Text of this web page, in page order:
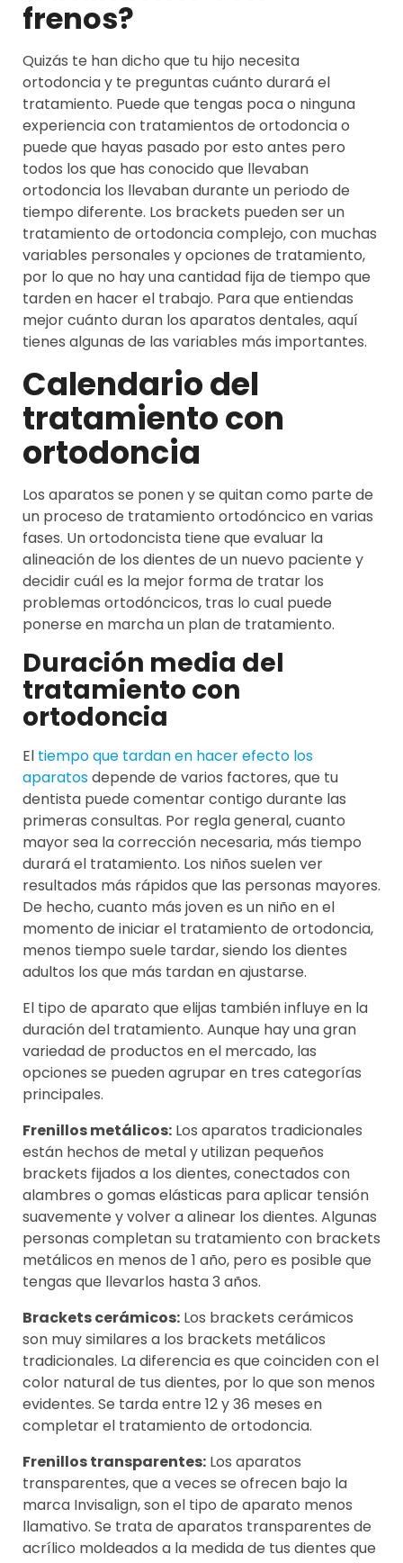
frenos?
Quizás te han dicho que tu hijo necesita
ortodoncia y te preguntas cuánto durará el
tratamiento. Puede que tengas poca o ninguna
experiencia con tratamientos de ortodoncia o
puede que hayas pasado por esto antes pero
todos los que has conocido que llevaban
ortodoncia los llevaban durante un periodo de
tiempo diferente. Los brackets pueden ser un
tratamiento de ortodoncia complejo, con muchas
variables personales y opciones de tratamiento,
por lo que no hay una cantidad fija de tiempo que
tarden en hacer el trabajo. Para que entiendas
mejor cuánto duran los aparatos dentales, aquí
tienes algunas de las variables más importantes.
Calendario del
tratamiento con
ortodoncia
Los aparatos se ponen y se quitan como parte de
un proceso de tratamiento ortodóncico en varias
fases. Un ortodoncista tiene que evaluar la
alineación de los dientes de un nuevo paciente y
decidir cuál es la mejor forma de tratar los
problemas ortodóncicos, tras lo cual puede
ponerse en marcha un plan de tratamiento.
Duración media del
tratamiento con
ortodoncia
El tiempo que tardan en hacer efecto los
aparatosdepende de varios factores, que tu
dentista puede comentar contigo durante las
primeras consultas. Por regla general, cuanto
mayor sea la corrección necesaria, más tiempo
durará el tratamiento. Los niños suelen ver
resultados más rápidos que las personas mayores.
De hecho, cuanto más joven es un niño en el
momento de iniciar el tratamiento de ortodoncia,
menos tiempo suele tardar, siendo los dientes
adultos los que más tardan en ajustarse.
El tipo de aparato que elijas también influye en la
duración del tratamiento. Aunque hay una gran
variedad de productos en el mercado, las
opciones se pueden agrupar en tres categorías
principales.
Frenillos metálicos: Los aparatos tradicionales
están hechos de metal y utilizan pequeños
brackets fijados a los dientes, conectados con
alambres o gomas elásticas para aplicar tensión
suavemente y volver a alinear los dientes. Algunas
personas completan su tratamiento con brackets
metálicos en menos de 1 año, pero es posible que
tengas que llevarlos hasta 3 años.
Brackets cerámicos: Los brackets cerámicos
son muy similares a los brackets metálicos
tradicionales. La diferencia es que coinciden con el
color natural de tus dientes, por lo que son menos
evidentes. Se tarda entre 12 y 36 meses en
completar el tratamiento de ortodoncia.
Frenillos transparentes: Los aparatos
transparentes, que a veces se ofrecen bajo la
marca Invisalign, son el tipo de aparato menos
llamativo. Se trata de aparatos transparentes de
acrílico moldeados a la medida de tus dientes que